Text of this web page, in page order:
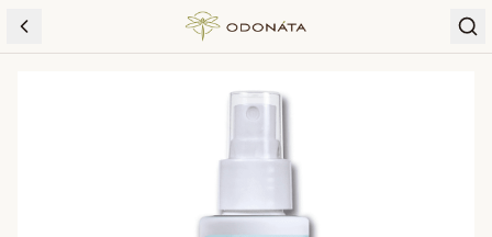
Skip to content